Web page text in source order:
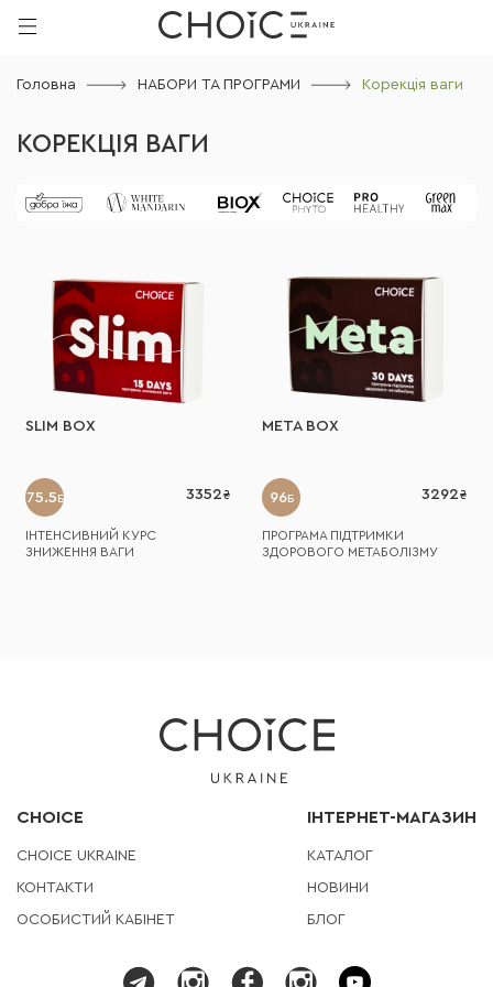
Головна НАБОРИ ТА ПРОГРАМИ Корекція ваги
КОРЕКЦІЯ ВАГИ
SLIM BOX
75.5 Б 3352
ІНТЕНСИВНИЙ КУРС
ЗНИЖЕННЯ ВАГИ
META BOX
96Б 3292
ПРОГРАМА ПІДТРИМКИ
ЗДОРОВОГО МЕТАБОЛІЗМУ
СHOICE
СHOICE UKRAINE
КОНТАКТИ
ОСОБИСТИЙ КАБІНЕТ
ІНТЕРНЕТ-МАГАЗИН
КАТАЛОГ
НОВИНИ
БЛОГ